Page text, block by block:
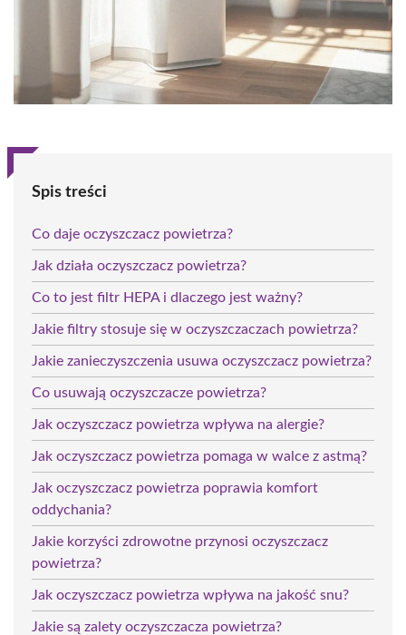
Spis treści
Co daje oczyszczacz powietrza?
Jak działa oczyszczacz powietrza?
Co to jest filtr HEPA i dlaczego jest ważny?
Jakie filtry stosuje się w oczyszczaczach powietrza?
Jakie zanieczyszczenia usuwa oczyszczacz powietrza?
Co usuwają oczyszczacze powietrza?
Jak oczyszczacz powietrza wpływa na alergie?
Jak oczyszczacz powietrza pomaga w walce z astmą?
Jak oczyszczacz powietrza poprawia komfort
oddychania?
Jakie korzyści zdrowotne przynosi oczyszczacz
powietrza?
Jak oczyszczacz powietrza wpływa na jakość snu?
Jakie są zalety oczyszczacza powietrza?